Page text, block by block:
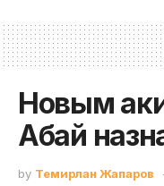
Новым
Абай
by Темирлан Жапаров